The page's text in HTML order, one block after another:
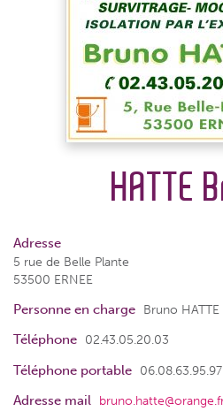
HATTE
Adresse
5 rue de Belle Plante
53500 ERNEE
Personne en charge Bruno HATTE
Téléphone 02.43.05.20.03
Téléphone portable 06.08.63.95.97
Adresse mail